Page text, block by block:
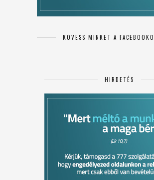
KÖVESS MINKET A
HIRDETÉS